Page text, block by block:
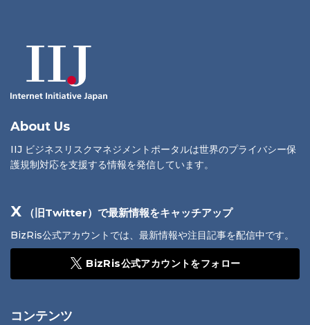
About Us
IIJ ビジネスリスクマネジメントポータルは世界のプライバシー保
護規制対応を支援する情報を発信しています。
X （旧Twitter）で最新情報をキャッチアップ
BizRis公式アカウントでは、最新情報や注目記事を配信中です。
BizRis公式アカウントをフォロー
コンテンツ